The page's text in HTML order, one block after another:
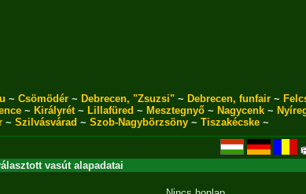
~ Csömödér~ Debrecen, "Zsuzsi"~ Debrecen, funfair~
~ Királyrét~ Lillafüred ~ Mesztegnyő~ Nagycenk~
~ Szilvásvárad ~ Szob-Nagybörzsöny ~ Tiszakécske ~
vasút alapadatai